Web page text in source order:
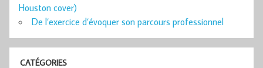
Houston cover)
De l’exercice d’évoquer son parcours professionnel
CATÉGORIES